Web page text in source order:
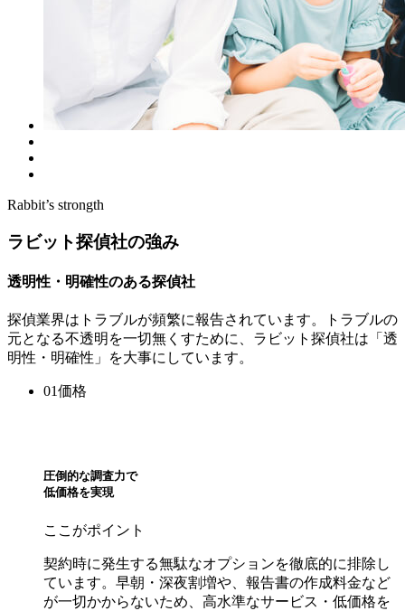
Rabbit’s strongth
ラビット探偵社の強み
透明性・明確性のある探偵社
探偵業界はトラブルが頻繁に報告されています。トラブルの
元となる不透明を一切無くすために、ラビット探偵社は「透
明性・明確性」を大事にしています。
01価格
圧倒的な調査力で
低価格を実現
ここがポイント
契約時に発生する無駄なオプションを徹底的に排除し
ています。早朝・深夜割増や、報告書の作成料金など
が一切かからないため、高水準なサービス・低価格を